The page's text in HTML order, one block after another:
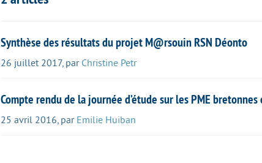
Synthèse des résultats du projet M@rsouin RSN Déonto
26 juillet 2017, par Christine Petr
Compte rendu de la journée d’étude sur les PME
25 avril 2016, par Emilie Huiban